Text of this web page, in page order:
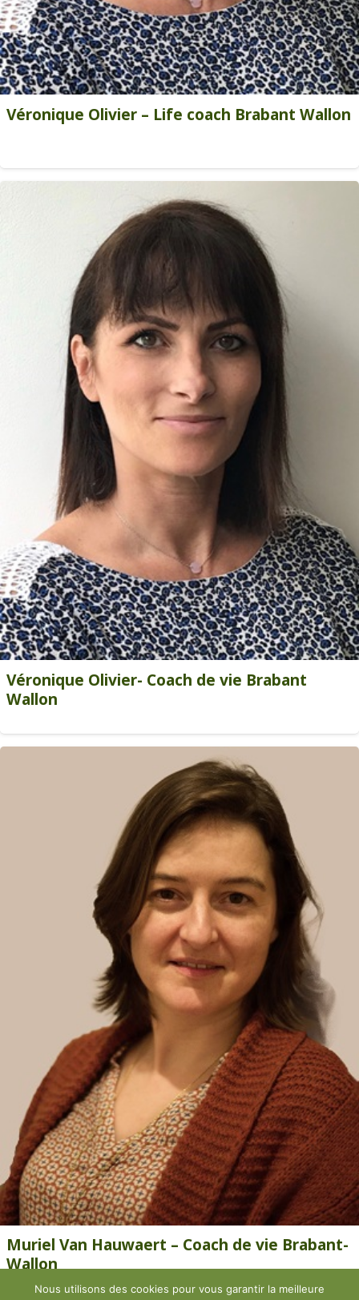
Véronique Olivier – Life coach Brabant Wallon
Véronique Olivier- Coach de vie Brabant
Wallon
Muriel Van Hauwaert – Coach de vie Brabant-
Wallon
Nous utilisons des cookies pour vous garantir la meilleure